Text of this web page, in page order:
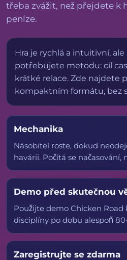
třeba zvážit, než přejdete k
peníze.
Hra je rychlá a intuitivní,
potřebujete metodu: cíl
krátké relace. Zde najdete
kompaktním formátu, bez
Mechanika
Násobitel roste, dokud
havárii. Počítá se
Demo před skutečnou
Použijte demo Chicken
disciplíny po dobu alespoň
Zaregistrujte se zdarma